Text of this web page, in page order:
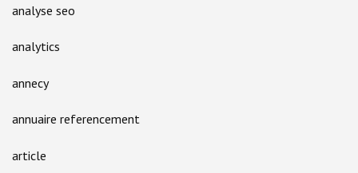
analyse seo
analytics
annecy
annuaire referencement
article